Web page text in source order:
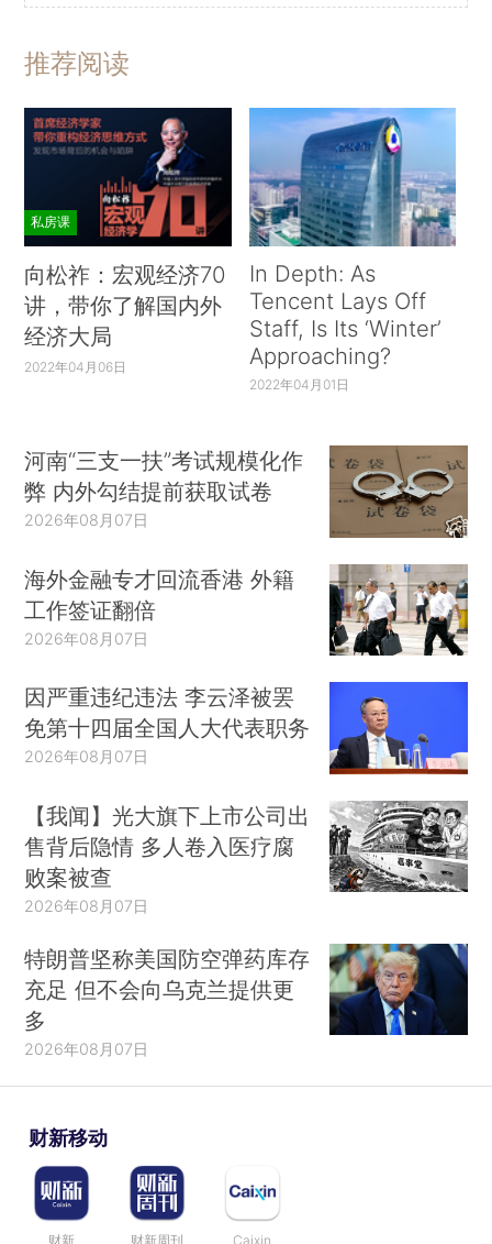
推荐阅读
私房课
向松祚：宏观经济70
讲，带你了解国内外
经济大局
2022年04月06日
In Depth: As
Tencent Lays Off
Staff, Is Its ‘Winter’
Approaching?
2022年04月01日
河南“三支一扶”考试规模化作
弊 内外勾结提前获取试卷
2026年08月07日
海外金融专才回流香港 外籍
工作签证翻倍
2026年08月07日
因严重违纪违法 李云泽被罢
免第十四届全国人大代表职务
2026年08月07日
【我闻】光大旗下上市公司出
售背后隐情 多人卷入医疗腐
败案被查
2026年08月07日
特朗普坚称美国防空弹药库存
充足 但不会向乌克兰提供更
多
2026年08月07日
财新移动
财新 财新周刊 Caixin